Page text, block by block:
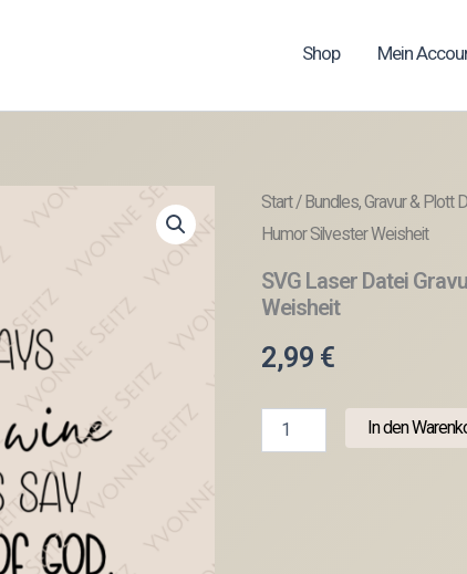
Shop Mein
Start/Bundles, Gravur & Plott
Humor Silvester Weisheit
SVG Laser Datei
Weisheit
2,99 €
Laser
In den